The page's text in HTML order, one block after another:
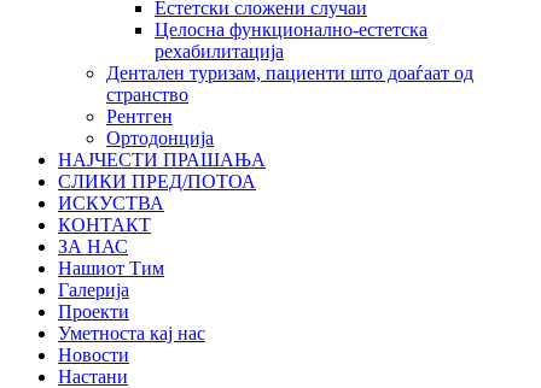
Естетски сложени случаи
Целосна функционално-естетска
рехабилитација
Дентален туризам, пациенти што доаѓаат од
странство
Рентген
Ортодонција
НАЈЧЕСТИ ПРАШАЊА
СЛИКИ ПРЕД/ПОТОА
ИСКУСТВА
КОНТАКТ
ЗА НАС
Нашиот Тим
Галерија
Проекти
Уметноста кај нас
Новости
Настани